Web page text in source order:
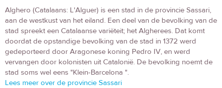
Alghero (Catalaans: L'Alguer) is een stad in de provincie Sassari,
aan de westkust van het eiland. Een deel van de bevolking van de
stad spreekt een Catalaanse variëteit; het Algherees. Dat komt
doordat de opstandige bevolking van de stad in 1372 werd
gedeporteerd door Aragonese koning Pedro IV, en werd
vervangen door kolonisten uit Catalonië. De bevolking noemt de
stad soms wel eens "Klein-Barcelona ".
Lees meer over de provincie Sassari